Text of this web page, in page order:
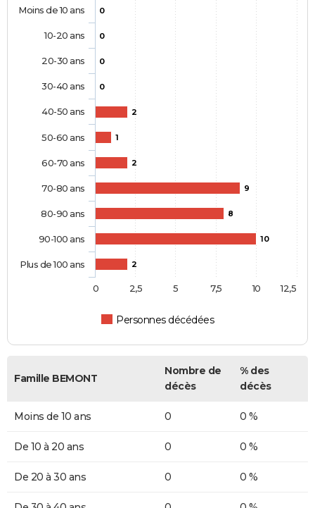
0
0
0
0
2
1
2
9
8
10
2
Personnes décédées
Moins de 10 ans
10-20 ans
20-30 ans
30-40 ans
40-50 ans
50-60 ans
60-70 ans
70-80 ans
80-90 ans
90-100 ans
Plus de 100 ans
0 10
2,5 5 7,5 12,5
Famille BEMONT
Nombre de
décès
% des
décès
Moins de 10 ans 0 0 %
De 10 à 20 ans 0 0 %
De 20 à 30 ans 0 0 %